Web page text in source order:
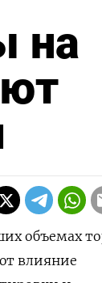
на
объемах
влияние